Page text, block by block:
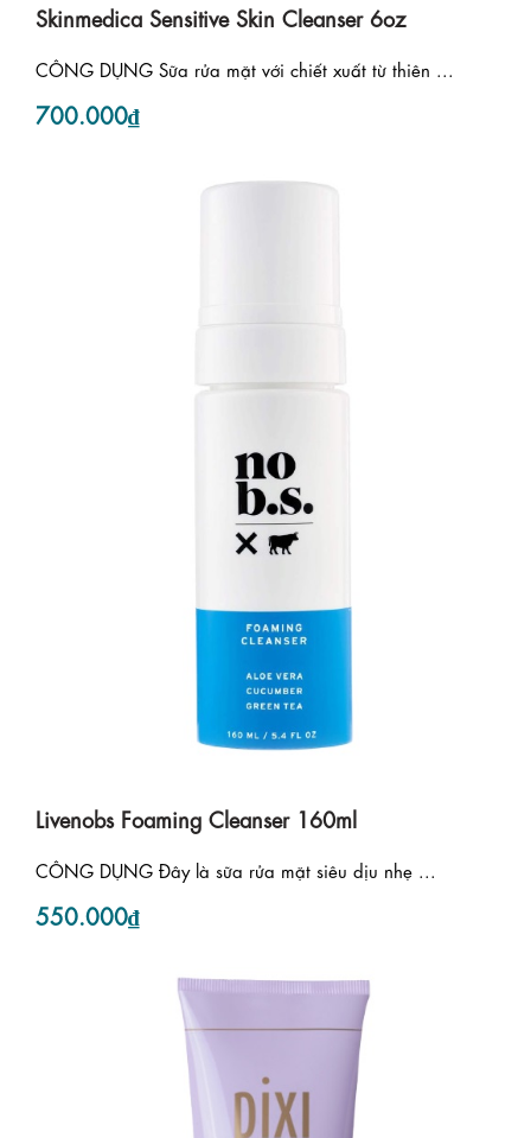
Skinmedica Sensitive Skin Cleanser 6oz
CÔNG DỤNG Sữa rửa mặt với chiết xuất từ thiên ...
700.000₫
Livenobs Foaming Cleanser 160ml
CÔNG DỤNG Đây là sữa rửa mặt siêu dịu nhẹ ...
550.000₫